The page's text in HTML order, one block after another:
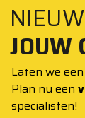
JOUW
Laten we
Plan nu een
specialisten!